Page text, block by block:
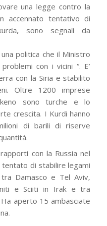
una legge contro la
accennato tentativo di
sono segnali da
politica che il Ministro
con i vicini “. E’
con la Siria e stabilito
Oltre 1200 imprese
sono turche e lo
crescita. I Kurdi hanno
di barili di riserve
con la Russia nel
di stabilire legami
tra Damasco e Tel Aviv,
e Sciiti in Irak e tra
aperto 15 ambasciate